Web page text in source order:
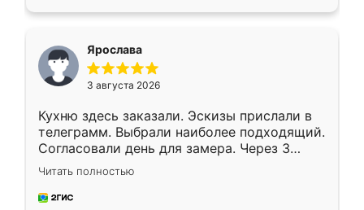
Ярослава
3 августа 2026
Кухню здесь заказали. Эскизы прислали в
телеграмм. Выбрали наиболее подходящий.
Согласовали день для замера. Через 3
недели кухня была уже готова. Остались
довольны работой. Спасибо Ренессанс
мебель за качественную работу!
Читать полностью